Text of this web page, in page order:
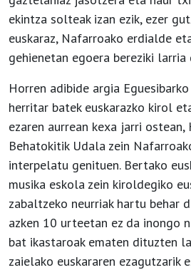
ekintza solteak izan ezik, ezer
euskaraz, Nafarroako erdialde
gehienetan egoera bereziki larria
Horren adibide argia
herritar batek euskarazko kirol
ezaren aurrean kexa jarri ostean,
Behatokitik Udala zein
interpelatu genituen. Bertako
musika eskola zein kiroldegiko
zabaltzeko neurriak hartu behar
azken 10 urteetan ez da inongo
bat ikastaroak ematen dituzten
zaielako euskararen ezagutzarik